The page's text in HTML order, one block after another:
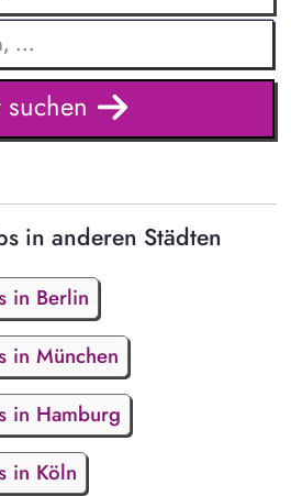
suchen
in anderen Städten
in Berlin
in München
in Hamburg
in Köln